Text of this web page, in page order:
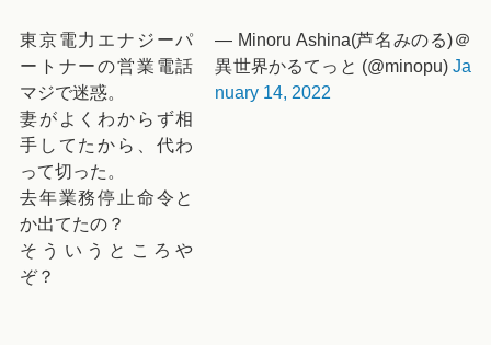
東京電力エナジーパ
ートナーの営業電話
マジで迷惑。
妻がよくわからず相
手してたから、代わ
って切った。
去年業務停止命令と
か出てたの？
そういうところや
ぞ？
— Minoru Ashina(芦名みのる)＠
異世界かるてっと (@minopu) Ja
nuary 14, 2022